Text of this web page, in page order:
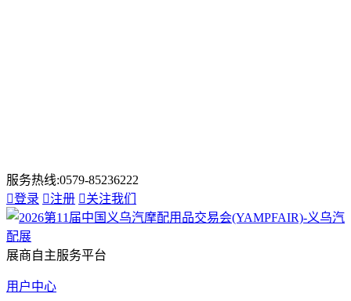
服务热线:0579-85236222
登录 注册 关注我们
展商自主服务平台
用户中心